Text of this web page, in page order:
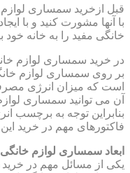
قبل ازخرید سمساری
با آنها مشورت کنید و با
خانگی مفید را به خانه خود
در خرید سمساری لوازم
بر روی سمساری لوازم
است که میزان انرژی
آن می توانید سمساری
بنابراین توجه به برچسب
فاکتورهای مهم در خرید
ابعاد سمساری لوازم خانگی
یکی از مسائل مهم در خرید